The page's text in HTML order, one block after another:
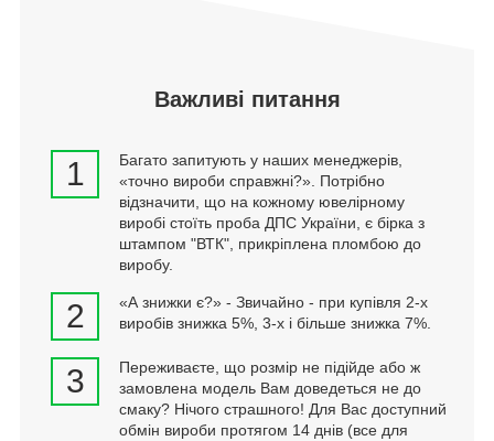
Важливі питання
1
Багато запитують у наших менеджерів,
«точно вироби справжні?». Потрібно
відзначити, що на кожному ювелірному
виробі стоїть проба ДПС України, є бірка з
штампом "ВТК", прикріплена пломбою до
виробу.
2
«А знижки є?» - Звичайно - при купівля 2-х
виробів знижка 5%, 3-х і більше знижка 7%.
3
Переживаєте, що розмір не підійде або ж
замовлена модель Вам доведеться не до
смаку? Нічого страшного! Для Вас доступний
обмін вироби протягом 14 днів (все для